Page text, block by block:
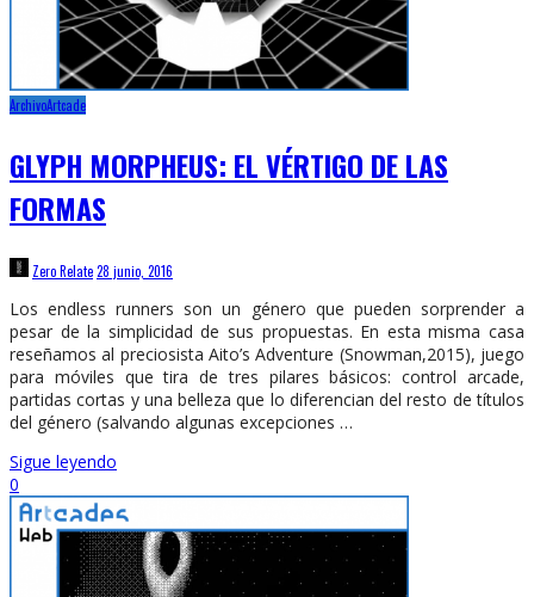
ArchivoArtcade
GLYPH MORPHEUS: EL VÉRTIGO DE LAS
FORMAS
Zero Relate28 junio, 2016
Los endless runners son un género que pueden sorprender a
pesar de la simplicidad de sus propuestas. En esta misma casa
reseñamos al preciosista Aito’s Adventure (Snowman,2015), juego
para móviles que tira de tres pilares básicos: control arcade,
partidas cortas y una belleza que lo diferencian del resto de títulos
del género (salvando algunas excepciones …
Sigue leyendo
0